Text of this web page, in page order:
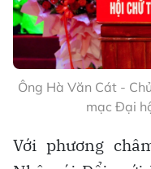
Ông Hà Văn Cát -
mạc Đại
Với phương